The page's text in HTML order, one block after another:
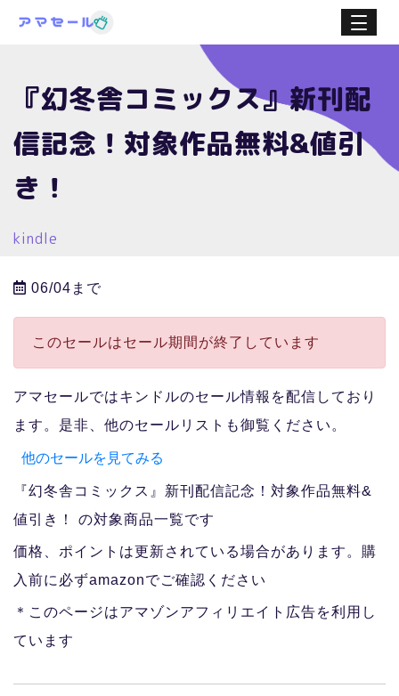
『幻冬舎コミックス』新刊配
信記念！対象作品無料&値引
き！
kindle
06/04まで
このセールはセール期間が終了しています
アマセールではキンドルのセール情報を配信しており
ます。是非、他のセールリストも御覧ください。
他のセールを見てみる
『幻冬舎コミックス』新刊配信記念！対象作品無料&
値引き！ の対象商品一覧です
価格、ポイントは更新されている場合があります。購
入前に必ずamazonでご確認ください
＊このページはアマゾンアフィリエイト広告を利用し
ています